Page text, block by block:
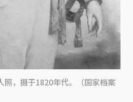
，摄于1820年代。（国家档案